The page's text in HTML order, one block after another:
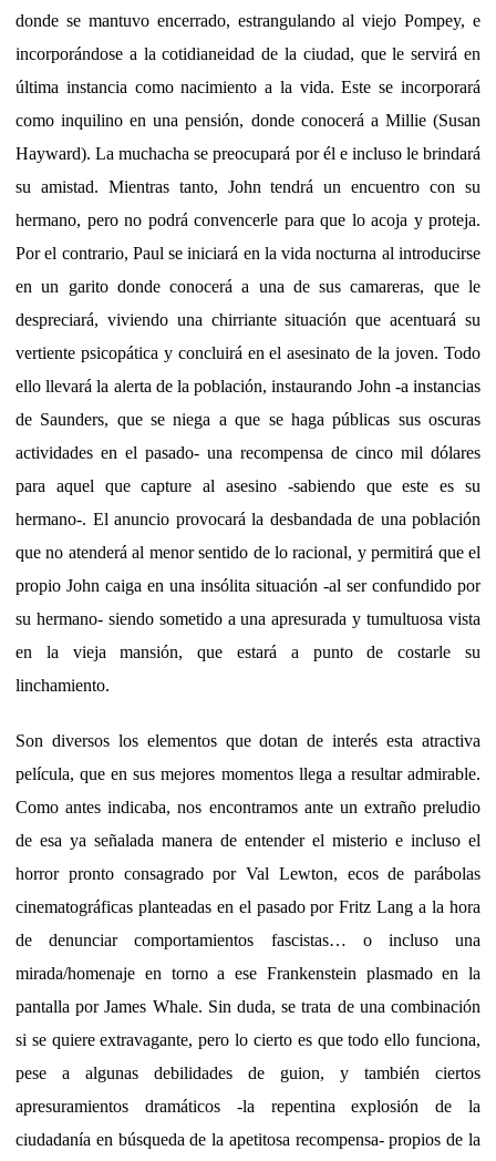
donde se mantuvo encerrado, estrangulando al viejo Pompey, e
incorporándose a la cotidianeidad de la ciudad, que le servirá en
última instancia como nacimiento a la vida. Este se incorporará
como inquilino en una pensión, donde conocerá a Millie (Susan
Hayward). La muchacha se preocupará por él e incluso le brindará
su amistad. Mientras tanto, John tendrá un encuentro con su
hermano, pero no podrá convencerle para que lo acoja y proteja.
Por el contrario, Paul se iniciará en la vida nocturna al introducirse
en un garito donde conocerá a una de sus camareras, que le
despreciará, viviendo una chirriante situación que acentuará su
vertiente psicopática y concluirá en el asesinato de la joven. Todo
ello llevará la alerta de la población, instaurando John -a instancias
de Saunders, que se niega a que se haga públicas sus oscuras
actividades en el pasado- una recompensa de cinco mil dólares
para aquel que capture al asesino -sabiendo que este es su
hermano-. El anuncio provocará la desbandada de una población
que no atenderá al menor sentido de lo racional, y permitirá que el
propio John caiga en una insólita situación -al ser confundido por
su hermano- siendo sometido a una apresurada y tumultuosa vista
en la vieja mansión, que estará a punto de costarle su
linchamiento.
Son diversos los elementos que dotan de interés esta atractiva
película, que en sus mejores momentos llega a resultar admirable.
Como antes indicaba, nos encontramos ante un extraño preludio
de esa ya señalada manera de entender el misterio e incluso el
horror pronto consagrado por Val Lewton, ecos de parábolas
cinematográficas planteadas en el pasado por Fritz Lang a la hora
de denunciar comportamientos fascistas… o incluso una
mirada/homenaje en torno a ese Frankenstein plasmado en la
pantalla por James Whale. Sin duda, se trata de una combinación
si se quiere extravagante, pero lo cierto es que todo ello funciona,
pese a algunas debilidades de guion, y también ciertos
apresuramientos dramáticos -la repentina explosión de la
ciudadanía en búsqueda de la apetitosa recompensa- propios de la